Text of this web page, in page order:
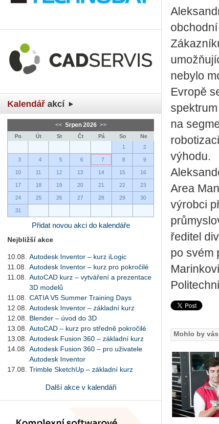
Kalendář akcí
<< Srpen 2026 >>
Po Út St Čt Pá So
Ne
1
2
3 4 5 6 7 8 9
10 11 12 13 14 15 16
17 18 19 20 21 22 23
24 25 26 27 28 29 30
31
Přidat novou akci do kalendáře
Nejbližší akce
10.08.
Autodesk Inventor – kurz iLogic
11.08.
Autodesk Inventor – kurz pro pokročilé
11.08.
AutoCAD kurz – vytváření a prezentace
3D modelů
11.08.
CATIA V5 Summer Training Days
12.08.
Autodesk Inventor – základní kurz
12.08.
Blender – úvod do 3D
13.08.
AutoCAD – kurz pro středně pokročilé
13.08.
Autodesk Fusion 360 – základní kurz
14.08.
Autodesk Fusion 360 – pro uživatele
Autodesk Inventor
17.08.
Trimble SketchUp – základní kurz
Další akce v kalendáři
nebylo
Evropě
na
výhodu.
Area
výrobci
ředitel
po svém
Mohlo by